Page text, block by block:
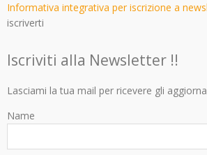
Informativa integrativa per iscrizione a
iscriverti
Iscriviti alla Newsletter !!
Lasciami la tua mail per ricevere gli
Name